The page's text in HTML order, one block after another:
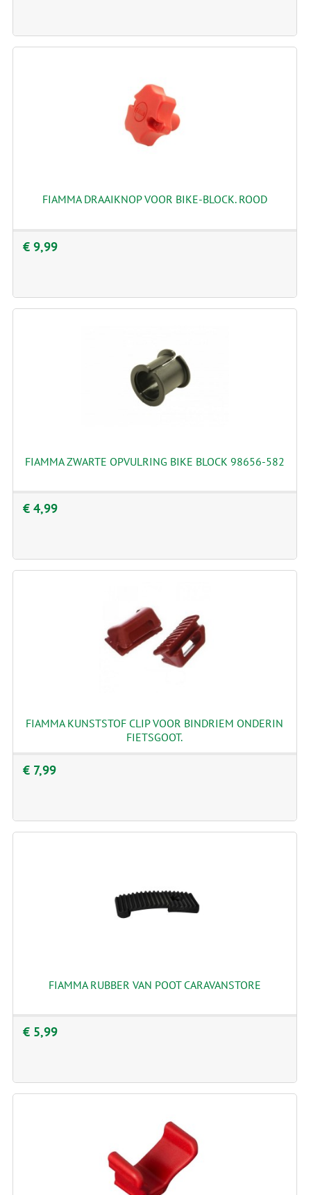
FIAMMA DRAAIKNOP VOOR BIKE-BLOCK. ROOD
€ 9,99
FIAMMA ZWARTE OPVULRING BIKE BLOCK 98656-582
€ 4,99
FIAMMA KUNSTSTOF CLIP VOOR BINDRIEM ONDERIN
FIETSGOOT.
€ 7,99
FIAMMA RUBBER VAN POOT CARAVANSTORE
€ 5,99